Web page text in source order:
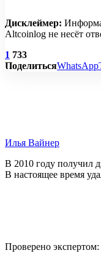
Дисклеймер:
Altcoinlog не несёт
1 733
ПоделитьсяWhatsApp
Илья Вайнер
В 2010 году получил
В настоящее время
Проверено экспертом: